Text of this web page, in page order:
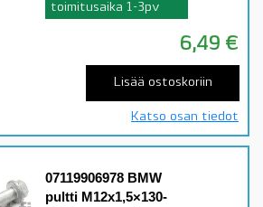
toimitusaika 1-3pv
6,49 €
Lisää ostoskoriin
Katso osan tiedot
07119906978 BMW
pultti M12x1,5×130-